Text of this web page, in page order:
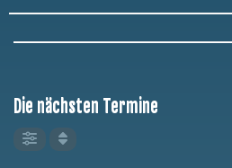
Die nächsten Termine